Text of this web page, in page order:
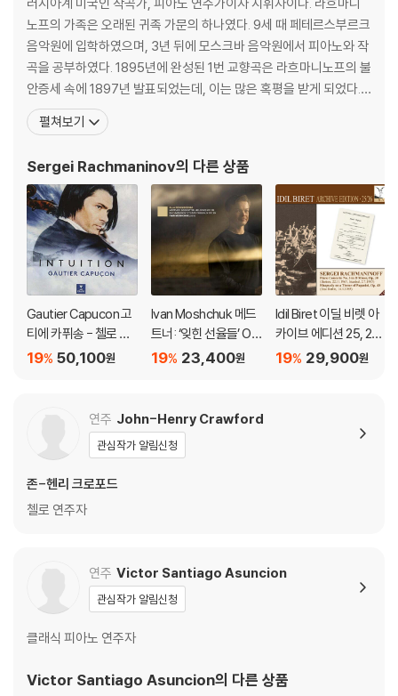
노프의 가족은 오래된 귀족 가문의 하나였다. 9세 때 페테르스부르크
음악원에 입학하였으며, 3년 뒤에 모스크바 음악원에서 피아노와 작
곡을 공부하였다. 1895년에 완성된 1번 교향곡은 라흐마니노프의 불
안증세 속에 1897년 발표되었는데, 이는 많은 혹평을 받게 되었다.
이 시기부터 그는 우울증에 시달려 약 3년 간 거의 작곡 활동을 하지
못하였다. 하지만 19되었다. 1901년 완성된 제2번 피아노 협주곡 역
실 극장 지휘자를 거쳐 미국
펼쳐보기
Sergei Rachmaninov의 다른 상품
Gautier Capucon 고
티에 카퓌송 - 첼로 소
품집 '인투이션' (Intuiti
50,100원
19%
Ivan Moshchuk 메드
트너: ‘잊힌 선율들’ Op.
38 / 라흐마니노프: 회
s / Rachmaninov: Et
udes-Tableaux)
23,400원
19%
Idil Biret 이딜 비렛 아
카이브 에디션 25, 26
집 (Archive Edition V
29,900원
19%
연주 John-Henry Crawford
관심작가 알림신청
존-헨리 크로포드
첼로 연주자
연주 Victor Santiago Asuncion
관심작가 알림신청
클래식 피아노 연주자
Victor Santiago Asuncion의 다른 상품